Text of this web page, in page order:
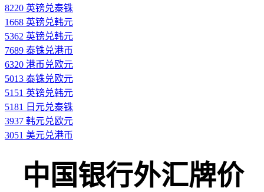
8220 英镑兑泰铢
1668 英镑兑韩元
5362 英镑兑韩元
7689 泰铢兑港币
6320 港币兑欧元
5013 泰铢兑欧元
5151 英镑兑韩元
5181 日元兑泰铢
3937 韩元兑欧元
3051 美元兑港币
中国银行外汇牌价